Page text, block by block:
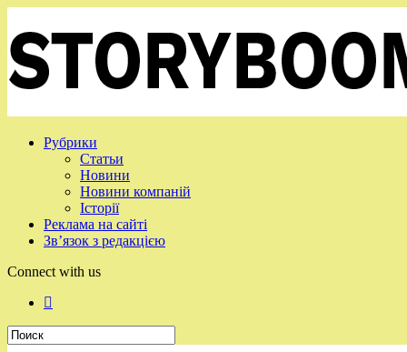
Рубрики
Статьи
Новини
Новини компаній
Історії
Реклама на сайті
Зв’язок з редакцією
Connect with us